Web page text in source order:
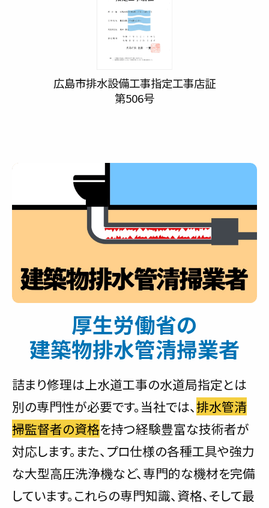
広島市排水設備工事指定工事店証
第506号
厚生労働省の
建築物排水管清掃業者
詰まり修理は上水道工事の水道局指定とは
別の専門性が必要です。当社では、排水管清
掃監督者の資格を持つ経験豊富な技術者が
対応します。また、プロ仕様の各種工具や強力
な大型高圧洗浄機など、専門的な機材を完備
しています。これらの専門知識、資格、そして最